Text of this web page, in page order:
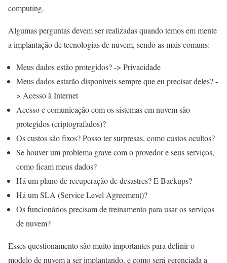
computing.
Algumas perguntas devem ser realizadas quando temos em mente
a implantação de tecnologias de nuvem, sendo as mais comuns:
Meus dados estão protegidos? -> Privacidade
Meus dados estarão disponíveis sempre que eu precisar deles? -
> Acesso à Internet
Acesso e comunicação com os sistemas em nuvem são
protegidos (criptografados)?
Os custos são fixos? Posso ter surpresas, como custos ocultos?
Se houver um problema grave com o provedor e seus serviços,
como ficam meus dados?
Há um plano de recuperação de desastres? E Backups?
Há um SLA (Service Level Agreement)?
Os funcionários precisam de treinamento para usar os serviços
de nuvem?
Esses questionamento são muito importantes para definir o
modelo de nuvem a ser implantando, e como será gerenciada a